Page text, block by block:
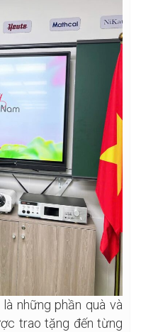
những phần quà và
trao tặng đến từng